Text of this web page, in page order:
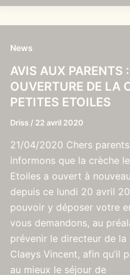
News
AVIS AUX PARENTS :
OUVERTURE DE LA
PETITES ETOILES
Driss / 22 avril 2020
21/04/2020 Chers
informons que la crèche
Etoiles a ouvert à
depuis ce lundi 20 avril
pouvoir y déposer votre
vous demandons, au
prévenir le directeur de la
Claeys Vincent, afin qu’il
au mieux le séjour de